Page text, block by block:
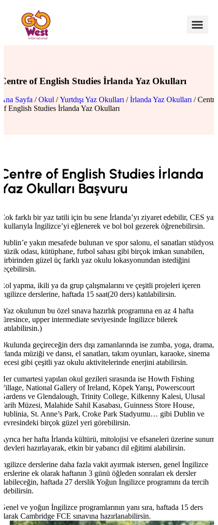
Centre of English Studies İrlanda Yaz Okulları
Ana Sayfa /Okul /Yurtdışı Yaz Okulları /İrlanda Yaz Okulları / Centre
of English Studies İrlanda Yaz Okulları
Centre of English Studies İrlanda
Yaz Okulları Başvuru
Çok farklı bir yaz tatili için bu sene İrlanda’yı ziyaret edebilir, CES yaz
okullarıyla İngilizce’yi eğlenerek ve bol bol gezerek öğrenebilirsin.
Dublin’e yakın mesafede bulunan ve spor salonu, el sanatları stüdyosu,
müzik odası, kütüphane, futbol sahası gibi birçok imkan sunabilen,
birbirinden güzel üç farklı yaz okulu lokasyonundan istediğini
seçebilirsin.
Rol yapma, ikili ya da grup çalışmalarını ve çeşitli projeleri içeren
İngilizce derslerine, haftada 15 saat(20 ders) katılabilirsin.
(Yaz okulunun bu özel sınava hazırlık programına en az 4 hafta
süresince, upper intermediate seviyesinde İngilizce bilerek
katılabilirsin.)
Okulunda geçireceğin ders dışı zamanlarında ise zumba, yoga, drama,
İrlanda müziği ve dansı, el sanatları, takım oyunları, karaoke, sinema
gecesi gibi çeşitli yaz okulu aktivitelerinde enerjini atabilirsin.
Her cumartesi yapılan okul gezileri sırasında ise Howth Fishing
Village, National Gallery of Ireland, Köpek Yarışı, Powerscourt
Gardens ve Glendalough, Trinity College, Kilkenny Kalesi, Ulusal
Tarih Müzesi, Malahide Sahil Kasabası, Guinness Store House,
Dublinia, St. Anne’s Park, Croke Park Stadyumu… gibi Dublin ve
çevresindeki birçok güzel yeri görebilirsin.
Ayrıca her hafta İrlanda kültürü, mitolojisi ve efsaneleri üzerine sunum
ödevleri hazırlayarak, etkin bir yabancı dil eğitimi alabilirsin.
İngilizce derslerine daha fazla vakit ayırmak istersen, genel İngilizce
derslerine ek olarak haftanın 3 günü öğleden sonraları ek dersler
alabileceğin, haftada 27 derslik Yoğun İngilizce programını da tercih
edebilirsin.
Genel ve yoğun İngilizce programlarının yanı sıra, haftada 15 ders
alarak Cambridge FCE sınavına hazırlanabilirsin.